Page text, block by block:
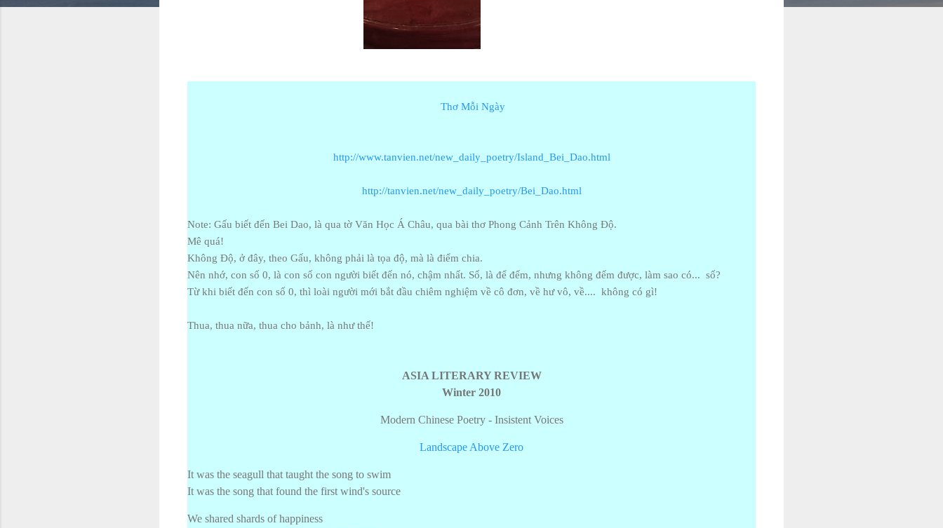
Thơ Mỗi Ngày
http://www.tanvien.net/new_daily_poetry/Island_Bei_Dao.html
http://tanvien.net/new_daily_poetry/Bei_Dao.html
Note: Gấu biết đến Bei Dao, là qua tờ Văn Học Á Châu, qua bài thơ Phong Cảnh Trên Không Độ.
Mê quá!
Không Độ, ở đây, theo Gấu, không phải là tọa độ, mà là điểm chia.
Nên nhớ, con số 0, là con số con người biết đến nó, chậm nhất. Số, là để đếm, nhưng không đếm được, làm sao có... số?
Từ khi biết đến con số 0, thì loài người mới bắt đầu chiêm nghiệm về cô đơn, về hư vô, về.... không có gì!
Thua, thua nữa, thua cho bảnh, là như thế!
ASIA LITERARY REVIEW
Winter 2010
Modern Chinese Poetry - Insistent Voices
Landscape Above Zero
It was the seagull that taught the song to swim
It was the song that found the first wind's source
We shared shards of happiness